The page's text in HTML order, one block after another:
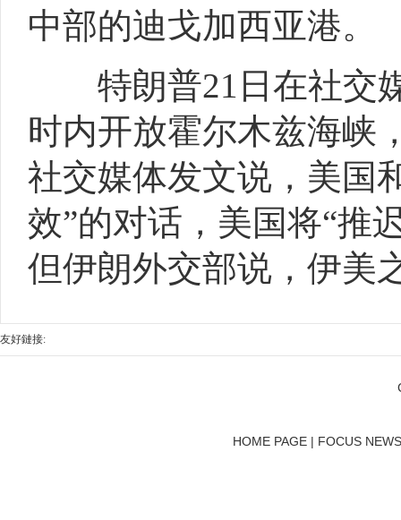
中部的迪戈加西亚港。
特朗普21日在社交媒
时内开放霍尔木兹海峡
社交媒体发文说，美国
效”的对话，美国将“推
但伊朗外交部说，伊美
友好鏈接:
HOME PAGE | FOCUS